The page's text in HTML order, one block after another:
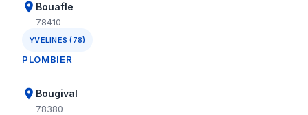
Bouafle
78410
YVELINES (78)
PLOMBIER
Bougival
78380